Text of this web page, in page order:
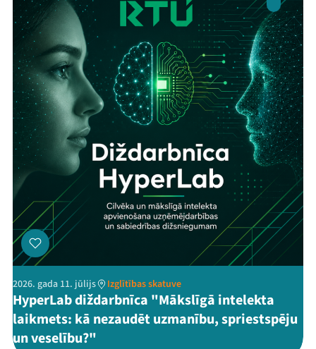
2026. gada 11. jūlijs Izglītības skatuve
HyperLab diždarbnīca "Mākslīgā intelekta
laikmets: kā nezaudēt uzmanību, spriestspēju
un veselību?"